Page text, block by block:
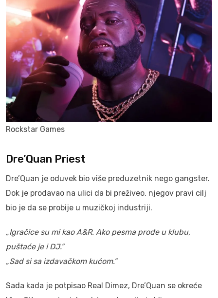
Rockstar Games
Dre’Quan Priest
Dre’Quan je oduvek bio više preduzetnik nego gangster.
Dok je prodavao na ulici da bi preživeo, njegov pravi cilj
bio je da se probije u muzičkoj industriji.
„Igračice su mi kao A&R. Ako pesma prođe u klubu,
puštaće je i DJ.”
„Sad si sa izdavačkom kućom.”
Sada kada je potpisao Real Dimez, Dre’Quan se okreće